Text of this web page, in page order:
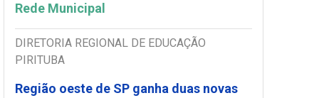
Rede Municipal
DIRETORIA REGIONAL DE EDUCAÇÃO
PIRITUBA
Região oeste de SP ganha duas novas